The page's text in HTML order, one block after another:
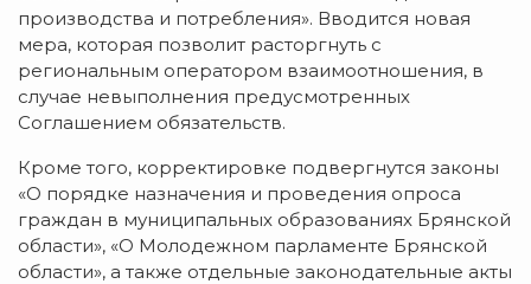
производства и потребления». Вводится новая
мера, которая позволит расторгнуть с
региональным оператором взаимоотношения, в
случае невыполнения предусмотренных
Соглашением обязательств.
Кроме того, корректировке подвергнутся законы
«О порядке назначения и проведения опроса
граждан в муниципальных образованиях Брянской
области», «О Молодежном парламенте Брянской
области», а также отдельные законодательные акты